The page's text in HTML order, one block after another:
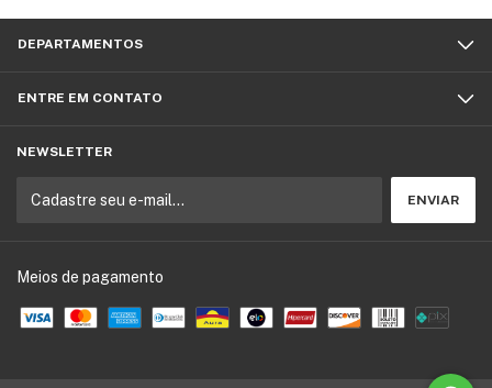
DEPARTAMENTOS
ENTRE EM CONTATO
NEWSLETTER
Meios de pagamento